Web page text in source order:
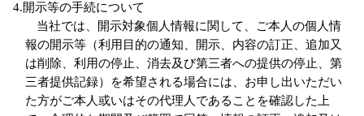
4.開示等の手続について
当社では、開示対象個人情報に関して、ご本人の個人情
報の開示等（利用目的の通知、開示、内容の訂正、追加又
は削除、利用の停止、消去及び第三者への提供の停止、第
三者提供記録）を希望される場合には、お申し出いただい
た方がご本人或いはその代理人であることを確認した上